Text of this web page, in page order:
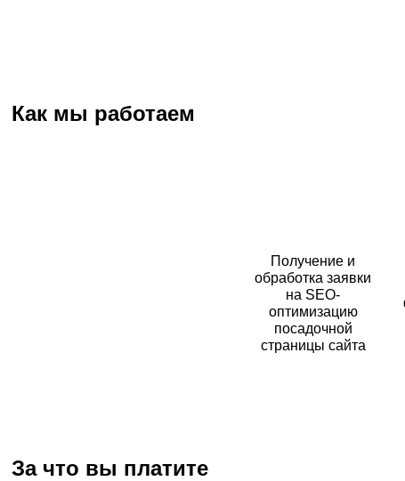
Как мы работаем
Получение и
обработка заявки
на SEO-
оптимизацию
посадочной
страницы сайта
За что вы платите